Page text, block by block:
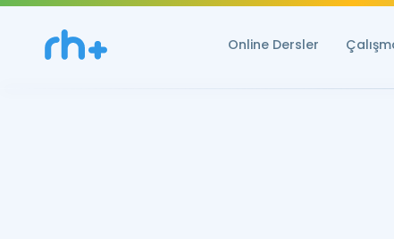
Online Dersler